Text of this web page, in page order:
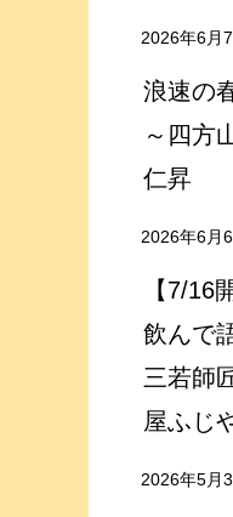
2026年6月
浪速の
～四方
仁昇
2026年6月
【7/16
飲んで
三若師
屋ふじ
2026年5月